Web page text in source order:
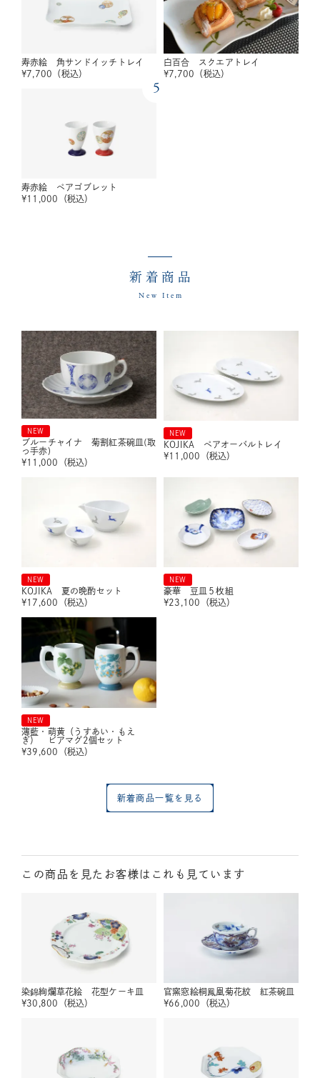
寿赤絵 角サンドイッチトレイ
¥7,700 （税込）
白百合 スクエアトレイ
¥7,700 （税込）
5
寿赤絵 ペアゴブレット
¥11,000 （税込）
新着商品
New Item
NEW
ブルーチャイナ 菊割紅茶碗皿(取
っ手赤)
¥11,000 （税込）
NEW
KOJIKA ペアオーバルトレイ
¥11,000 （税込）
NEW
KOJIKA 夏の晩酌セット
¥17,600 （税込）
NEW
豪華 豆皿５枚組
¥23,100 （税込）
NEW
薄藍・萌黄（うすあい・もえ
ぎ） ビアマグ2個セット
¥39,600 （税込）
新着商品一覧を見る
この商品を見たお客様はこれも見ています
染錦絢爛草花絵 花型ケーキ皿
¥30,800 （税込）
官窯窓絵桐鳳凰菊花紋 紅茶碗皿
¥66,000 （税込）